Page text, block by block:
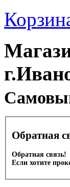
Обратная
Обратная связь!
Если хотите